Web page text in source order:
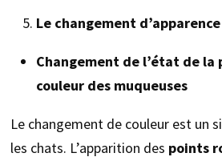
Le changement d’apparence
Changement de l’état de la
couleur des muqueuses
Le changement de couleur est un
les chats. L’apparition des points